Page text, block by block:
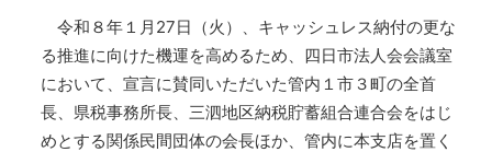
令和８年１月27日（火）、キャッシュレス納付の更な
る推進に向けた機運を高めるため、四日市法人会会議室
において、宣言に賛同いただいた管内１市３町の全首
長、県税事務所長、三泗地区納税貯蓄組合連合会をはじ
めとする関係民間団体の会長ほか、管内に本支店を置く